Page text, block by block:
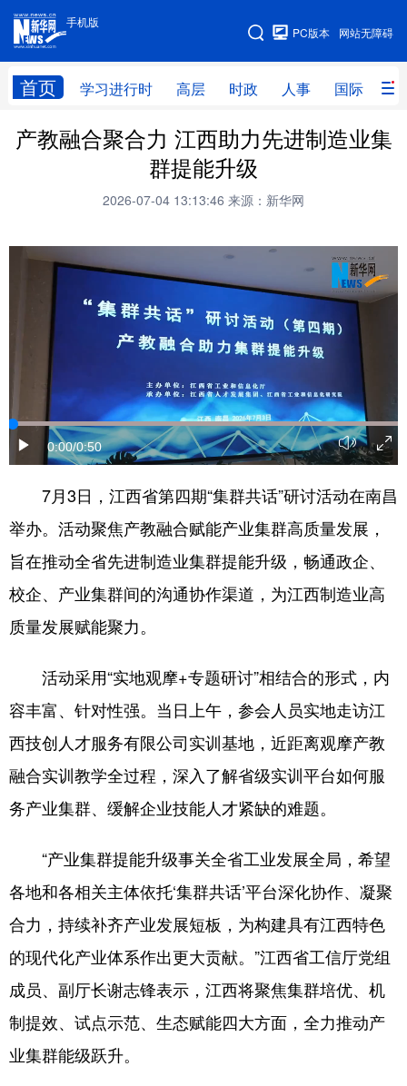
手机版
网站无障碍
PC版本
首页 学习进行时 高层 时政 人事 国际 财
手机版
网站地图
学习进行时 高层 时政 人事
财经 网评
全球连线
科技 科创 量子 体育
文化 健康 军事
图片 政务
法律
食品 人居 信息化 数字经济
学术中国 乡村振兴 银龄 溯源中国
彩票 娱乐 时尚 悦读
公益 一带一路 亚太网 上市公司
文化产业
地方频道
北京 天津 河北 山西
辽宁 吉林 上海 江苏
浙江 安徽 福建 江西
山东 河南 湖北
广东 广西 海南 重庆
四川 贵州 云南 西藏
陕西 甘肃 青海 宁夏
新疆 内蒙古 黑龙江
产教融合聚合力 江西助力先进制造业集
群提能升级
2026-07-04 13:13:46 来源：新华网
0:00/0:50
7月3日，江西省第四期“集群共话”研讨活动在南昌
举办。活动聚焦产教融合赋能产业集群高质量发展，
旨在推动全省先进制造业集群提能升级，畅通政企、
校企、产业集群间的沟通协作渠道，为江西制造业高
质量发展赋能聚力。
活动采用“实地观摩+专题研讨”相结合的形式，内
容丰富、针对性强。当日上午，参会人员实地走访江
西技创人才服务有限公司实训基地，近距离观摩产教
融合实训教学全过程，深入了解省级实训平台如何服
务产业集群、缓解企业技能人才紧缺的难题。
“产业集群提能升级事关全省工业发展全局，希望
各地和各相关主体依托‘集群共话’平台深化协作、凝聚
合力，持续补齐产业发展短板，为构建具有江西特色
的现代化产业体系作出更大贡献。”江西省工信厅党组
成员、副厅长谢志锋表示，江西将聚焦集群培优、机
制提效、试点示范、生态赋能四大方面，全力推动产
业集群能级跃升。